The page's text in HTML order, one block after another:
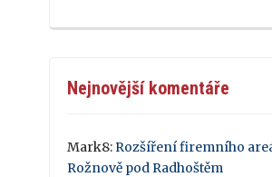
Nejnovější komentáře
Mark8: Rozšíření firemního
Rožnově pod Radhoštěm